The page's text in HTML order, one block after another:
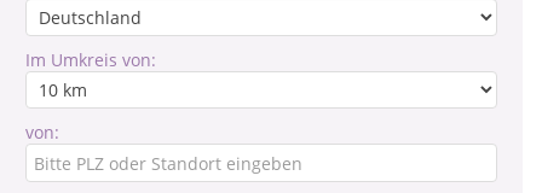
Im Umkreis von:
von: